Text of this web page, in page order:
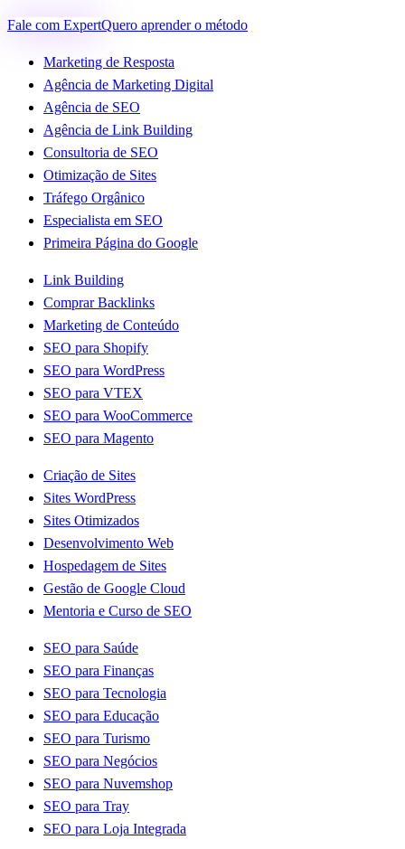
Fale com ExpertQuero aprender o método
Marketing de Resposta
Agência de Marketing Digital
Agência de SEO
Agência de Link Building
Consultoria de SEO
Otimização de Sites
Tráfego Orgânico
Especialista em SEO
Primeira Página do Google
Link Building
Comprar Backlinks
Marketing de Conteúdo
SEO para Shopify
SEO para WordPress
SEO para VTEX
SEO para WooCommerce
SEO para Magento
Criação de Sites
Sites WordPress
Sites Otimizados
Desenvolvimento Web
Hospedagem de Sites
Gestão de Google Cloud
Mentoria e Curso de SEO
SEO para Saúde
SEO para Finanças
SEO para Tecnologia
SEO para Educação
SEO para Turismo
SEO para Negócios
SEO para Nuvemshop
SEO para Tray
SEO para Loja Integrada